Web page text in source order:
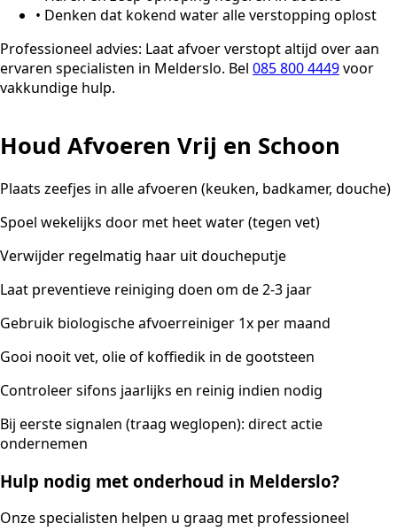
• Denken dat kokend water alle verstopping oplost
Professioneel advies: Laat afvoer verstopt altijd over aan
ervaren specialisten in Melderslo. Bel 085 800 4449voor
vakkundige hulp.
Houd Afvoeren Vrij en Schoon
Plaats zeefjes in alle afvoeren (keuken, badkamer, douche)
Spoel wekelijks door met heet water (tegen vet)
Verwijder regelmatig haar uit doucheputje
Laat preventieve reiniging doen om de 2-3 jaar
Gebruik biologische afvoerreiniger 1x per maand
Gooi nooit vet, olie of koffiedik in de gootsteen
Controleer sifons jaarlijks en reinig indien nodig
Bij eerste signalen (traag weglopen): direct actie
ondernemen
Hulp nodig met onderhoud in Melderslo?
Onze specialisten helpen u graag met professioneel